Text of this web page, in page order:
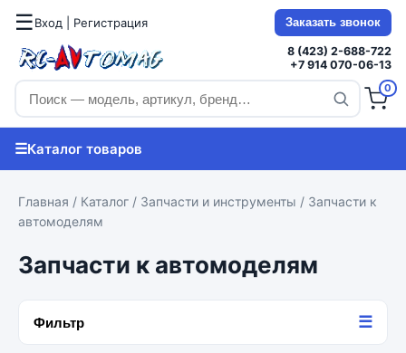
☰Вход | Регистрация Заказать звонок
8 (423) 2-688-722
+7 914 070-06-13
0
☰Каталог товаров
Главная / Каталог / Запчасти и инструменты / Запчасти к
автомоделям
Запчасти к автомоделям
Фильтр ☰